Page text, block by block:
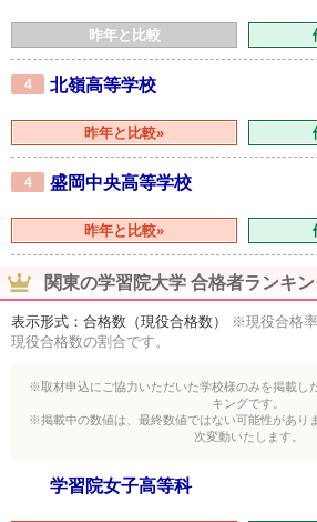
昨年と比較
4 北嶺高等学校
昨年と比較»
4 盛岡中央高等学校
昨年と比較»
関東の学習院大学 合格者ランキ
表示形式：合格数（現役合格数）
※現役合格
現役合格数の割合です。
※取材申込にご協力いただいた学校様のみを掲載し
キングです。
※掲載中の数値は、最終数値ではない可能性があり
次変動いたします。
学習院女子高等科